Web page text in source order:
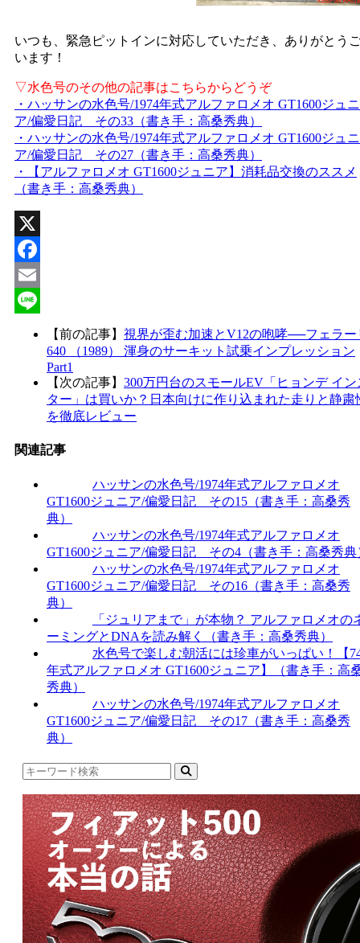
いつも、緊急ピットインに対応していただき、ありがとう
います！
▽水色号のその他の記事はこちらからどうぞ
・ハッサンの水色号/1974年式アルファロメオ GT1600ジュニ
ア/偏愛日記 その33（書き手：高桑秀典）
・ハッサンの水色号/1974年式アルファロメオ GT1600ジュニ
ア/偏愛日記 その27（書き手：高桑秀典）
・【アルファロメオ GT1600ジュニア】消耗品交換のススメ
（書き手：高桑秀典）
X
Facebook
Email
【前の記事】 視界が歪む加速とV12の咆哮──フェラー
640 （1989） 渾身のサーキット試乗インプレッション
Part1
【次の記事】 300万円台のスモールEV「ヒョンデ イン
ター」は買いか？日本向けに作り込まれた走りと静粛
を徹底レビュー
関連記事
ハッサンの水色号/1974年式アルファロメオ
GT1600ジュニア/偏愛日記 その15（書き手：高桑秀
典）
ハッサンの水色号/1974年式アルファロメオ
GT1600ジュニア/偏愛日記 その4（書き手：高桑秀典
ハッサンの水色号/1974年式アルファロメオ
GT1600ジュニア/偏愛日記 その16（書き手：高桑秀
典）
「ジュリアまで」が本物？ アルファロメオの
ーミングとDNAを読み解く（書き手：高桑秀典）
水色号で楽しむ朝活には珍車がいっぱい！【
年式アルファロメオ GT1600ジュニア】（書き手：高
秀典）
ハッサンの水色号/1974年式アルファロメオ
GT1600ジュニア/偏愛日記 その17（書き手：高桑秀
典）